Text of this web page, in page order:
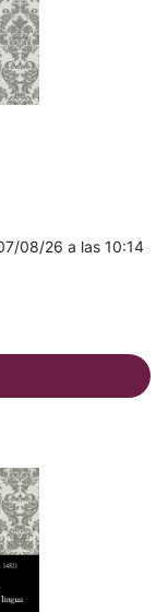
08/26 a las 10:14